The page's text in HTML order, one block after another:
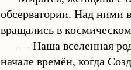
обсерватории. Над ними
вращались в
— Наша вселенная
начале времён, когда